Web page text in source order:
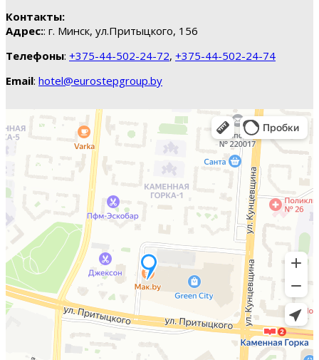
Контакты:
Адрес:: г. Минск, ул.Притыцкого, 156
Телефоны: +375-44-502-24-72, +375-44-502-24-74
Email: hotel@eurostepgroup.by